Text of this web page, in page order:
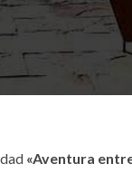
«Aventura